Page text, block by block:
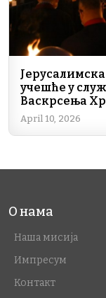
учешће у
Васкрсења
April 10, 2026
О нама
Наша мисија
Импресум
Контакт